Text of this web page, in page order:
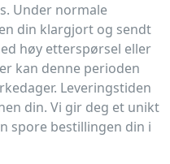
Under normale
din klargjort og sendt
høy etterspørsel eller
kan denne perioden
Leveringstiden
din. Vi gir deg et unikt
spore bestillingen din i